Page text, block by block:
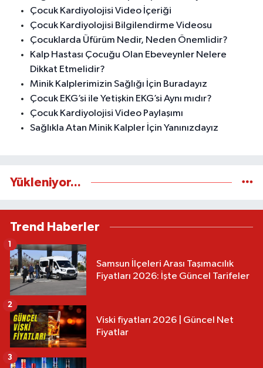
Çocuk Kardiyolojisi Video İçeriği
Çocuk Kardiyolojisi Bilgilendirme Videosu
Çocuklarda Üfürüm Nedir, Neden Önemlidir?
Kalp Hastası Çocuğu Olan Ebeveynler Nelere
Dikkat Etmelidir?
Minik Kalplerimizin Sağlığı İçin Buradayız
Çocuk EKG’si ile Yetişkin EKG’si Aynı mıdır?
Çocuk Kardiyolojisi Video Paylaşımı
Sağlıkla Atan Minik Kalpler İçin Yanınızdayız
Yükleniyor...
Trend Haberler
Samsun İlçeleri Arası Taşımacılık
Fiyatları 2026: İşte Güncel Tarifeler
1
Viski fiyatları 2026 | Güncel Net
Fiyatlar
2
3